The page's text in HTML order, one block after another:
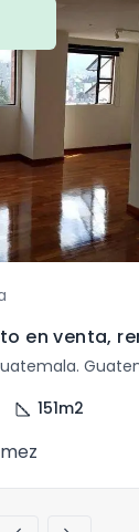
square_foot 151m2